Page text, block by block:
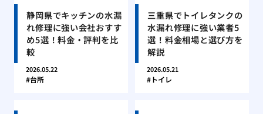
静岡県でキッチンの水漏
れ修理に強い会社おすす
め5選！料金・評判を比
較
2026.05.22
台所
三重県でトイレタンクの
水漏れ修理に強い業者5
選！料金相場と選び方を
解説
2026.05.21
トイレ